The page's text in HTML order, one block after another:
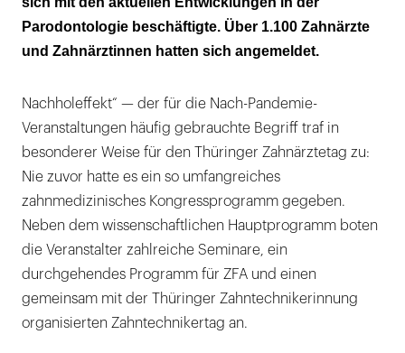
Parodontologie beschäftigte. Über 1.100 Zahnärzte
und Zahnärztinnen hatten sich angemeldet.
Nachholeffekt“ — der für die Nach-Pandemie-
Veranstaltungen häufig gebrauchte Begriff traf in
besonderer Weise für den Thüringer Zahnärztetag zu:
Nie zuvor hatte es ein so umfangreiches
zahnmedizinisches Kongressprogramm gegeben.
Neben dem wissenschaftlichen Hauptprogramm boten
die Veranstalter zahlreiche Seminare, ein
durchgehendes Programm für ZFA und einen
gemeinsam mit der Thüringer Zahntechniker­innung
organisierten Zahntechnikertag an.